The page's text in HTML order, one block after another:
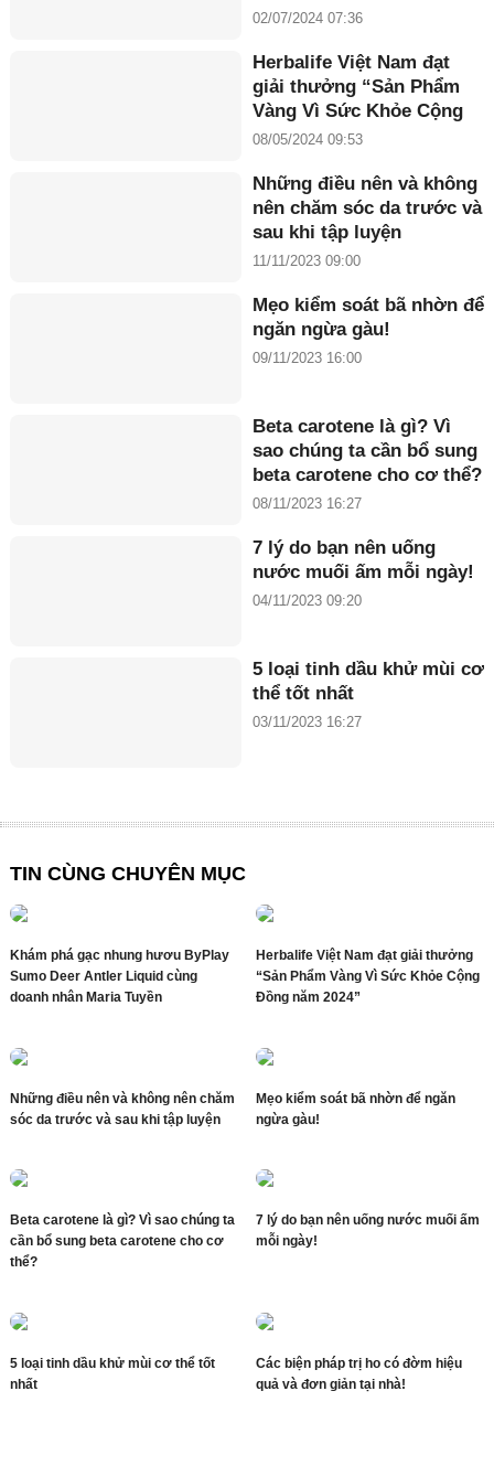
nhân Maria Tuyền
02/07/2024 07:36
Herbalife Việt Nam đạt
giải thưởng “Sản Phẩm
Vàng Vì Sức Khỏe Cộng
Đồng năm 2024”
08/05/2024 09:53
Những điều nên và không
nên chăm sóc da trước và
sau khi tập luyện
11/11/2023 09:00
Mẹo kiểm soát bã nhờn để
ngăn ngừa gàu!
09/11/2023 16:00
Beta carotene là gì? Vì
sao chúng ta cần bổ sung
beta carotene cho cơ thể?
08/11/2023 16:27
7 lý do bạn nên uống
nước muối ấm mỗi ngày!
04/11/2023 09:20
5 loại tinh dầu khử mùi cơ
thể tốt nhất
03/11/2023 16:27
TIN CÙNG CHUYÊN MỤC
Khám phá gạc nhung hươu ByPlay
Sumo Deer Antler Liquid cùng
doanh nhân Maria Tuyền
Herbalife Việt Nam đạt giải thưởng
“Sản Phẩm Vàng Vì Sức Khỏe Cộng
Đồng năm 2024”
Những điều nên và không nên chăm
sóc da trước và sau khi tập luyện
Mẹo kiểm soát bã nhờn để ngăn
ngừa gàu!
Beta carotene là gì? Vì sao chúng ta
cần bổ sung beta carotene cho cơ
thể?
7 lý do bạn nên uống nước muối ấm
mỗi ngày!
5 loại tinh dầu khử mùi cơ thể tốt
nhất
Các biện pháp trị ho có đờm hiệu
quả và đơn giản tại nhà!